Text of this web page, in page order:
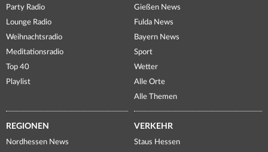
Party Radio
Lounge Radio
Weihnachtsradio
Meditationsradio
Top 40
Playlist
Gießen News
Fulda News
Bayern News
Sport
Wetter
Alle Orte
Alle Themen
REGIONEN
Nordhessen News
VERKEHR
Staus Hessen